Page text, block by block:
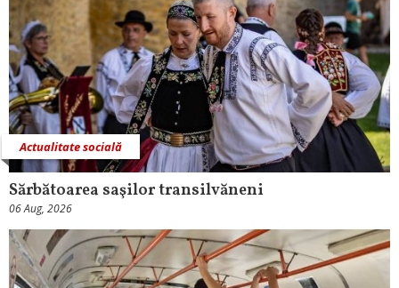
Actualitate socială
Sărbătoarea saşilor transilvăneni
06 Aug, 2026